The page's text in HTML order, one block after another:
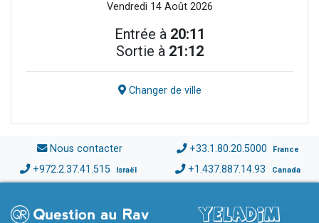
Vendredi 14 Août 2026
Entrée à 20:11
Sortie à 21:12
Changer de ville
Nous contacter +33.1.80.20.5000 France
+972.2.37.41.515 Israël +1.437.887.14.93 Canada